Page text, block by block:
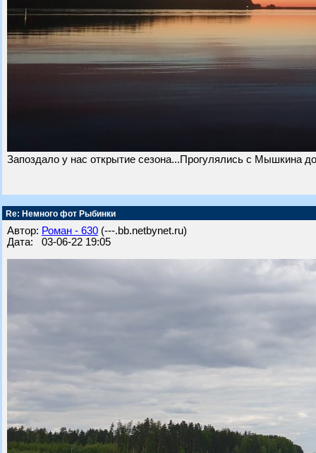
Запоздало у нас открытие сезона...Прогулялись с Мышкина
Re: Немного фот Рыбинки
Автор: Роман - 630 (---.bb.netbynet.ru)
Дата: 03-06-22 19:05